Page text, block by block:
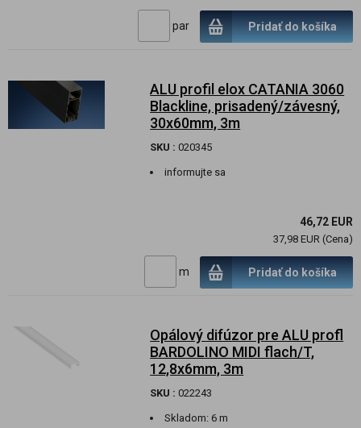
par Pridať do košíka
ALU profil elox CATANIA 3060
Blackline, prisadený/závesný,
30x60mm, 3m
SKU : 020345
informujte sa
46,72 EUR
37,98 EUR (Cena)
m Pridať do košíka
Opálový difúzor pre ALU profl
BARDOLINO MIDI flach/T,
12,8x6mm, 3m
SKU : 022243
Skladom:6 m